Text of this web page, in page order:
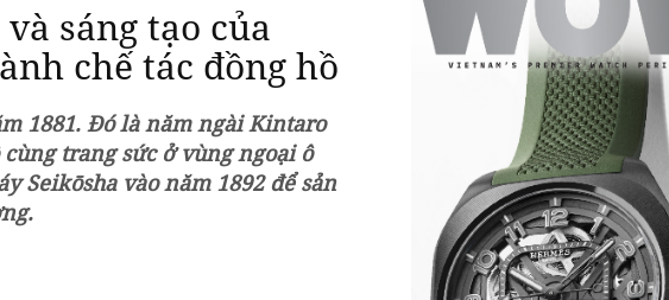
sáng tạo của
chế tác đồng hồ
1881. Đó là năm ngài Kintaro
trang sức ở vùng ngoại ô
Seikōsha vào năm 1892 để sản